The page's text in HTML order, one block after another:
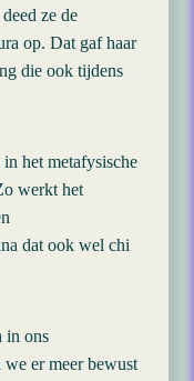
ze de
op. Dat gaf haar
die ook tijdens
het metafysische
werkt het
dat ook wel chi
in ons
er meer bewust